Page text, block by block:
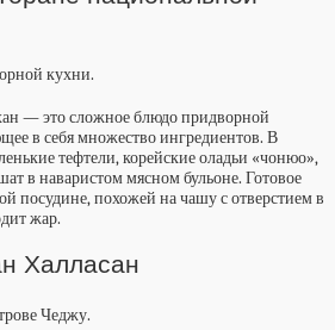
— это сложное блюдо придворной
в себя множество ингредиентов. В
тефтели, корейские оладьи «чонюо»,
в наваристом мясном бульоне. Готовое
посудине, похожей на чашу с отверстием в
жар.
Халласан